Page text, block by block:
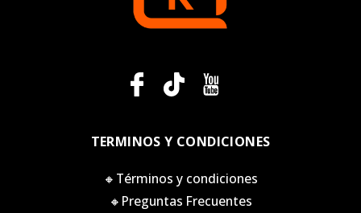
TERMINOS Y CONDICIONES
🔸Términos y condiciones
🔸Preguntas Frecuentes